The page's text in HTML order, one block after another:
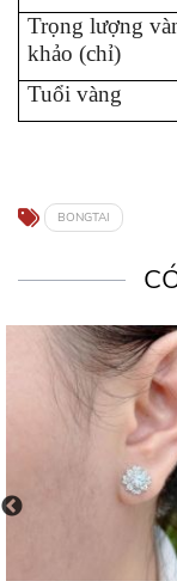
Trọng lượng
khảo (chỉ)
Tuổi vàng
BONGTAI